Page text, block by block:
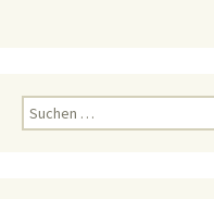
Suchen
nach: